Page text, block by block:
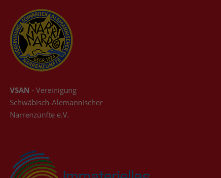
VSAN - Vereinigung
Schwäbisch-Alemannischer
Narrenzünfte e.V.